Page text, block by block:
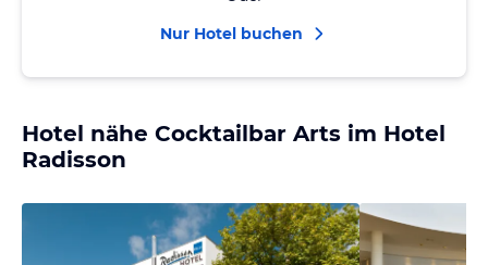
Nur Hotel buchen
Hotel nähe Cocktailbar Arts im Hotel
Radisson